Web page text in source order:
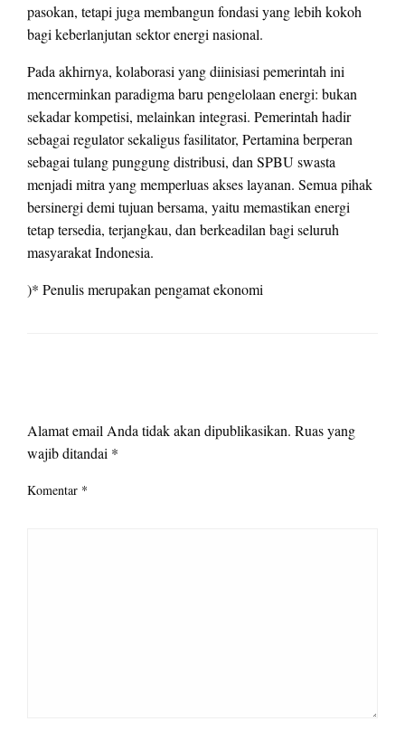
pasokan, tetapi juga membangun fondasi yang lebih kokoh
bagi keberlanjutan sektor energi nasional.
Pada akhirnya, kolaborasi yang diinisiasi pemerintah ini
mencerminkan paradigma baru pengelolaan energi: bukan
sekadar kompetisi, melainkan integrasi. Pemerintah hadir
sebagai regulator sekaligus fasilitator, Pertamina berperan
sebagai tulang punggung distribusi, dan SPBU swasta
menjadi mitra yang memperluas akses layanan. Semua pihak
bersinergi demi tujuan bersama, yaitu memastikan energi
tetap tersedia, terjangkau, dan berkeadilan bagi seluruh
masyarakat Indonesia.
)* Penulis merupakan pengamat ekonomi
Alamat email Anda tidak akan dipublikasikan. Ruas yang
wajib ditandai *
Komentar *